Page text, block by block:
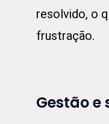
resolvido, o
frustração.
Gestão e